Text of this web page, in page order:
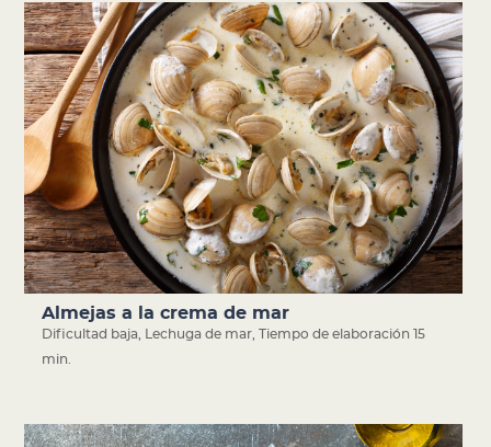
Almejas a la crema de mar
Dificultad baja Lechuga de mar
Tiempo de elaboración 15
min.